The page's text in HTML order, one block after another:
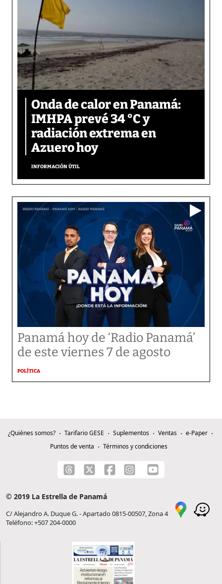
Onda de calor en Panamá:
IMHPA prevé 34 °C y
radiación extrema en
Azuero hoy
INFORMACIÓN ÚTIL
Panamá hoy de ‘Radio Panamá’
de este viernes 7 de agosto
POLÍTICA
¿Quiénes somos? Tarifario GESE Suplementos Ventas
e-Paper
Puntos de venta
Términos y condiciones
© 2019 La Estrella de Panamá
C/ Alejandro A. Duque G. - Apartado 0815-00507, Zona 4
Teléfono: +507 204-0000